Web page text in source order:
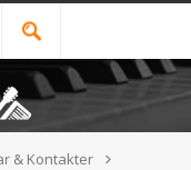
& Kontakter